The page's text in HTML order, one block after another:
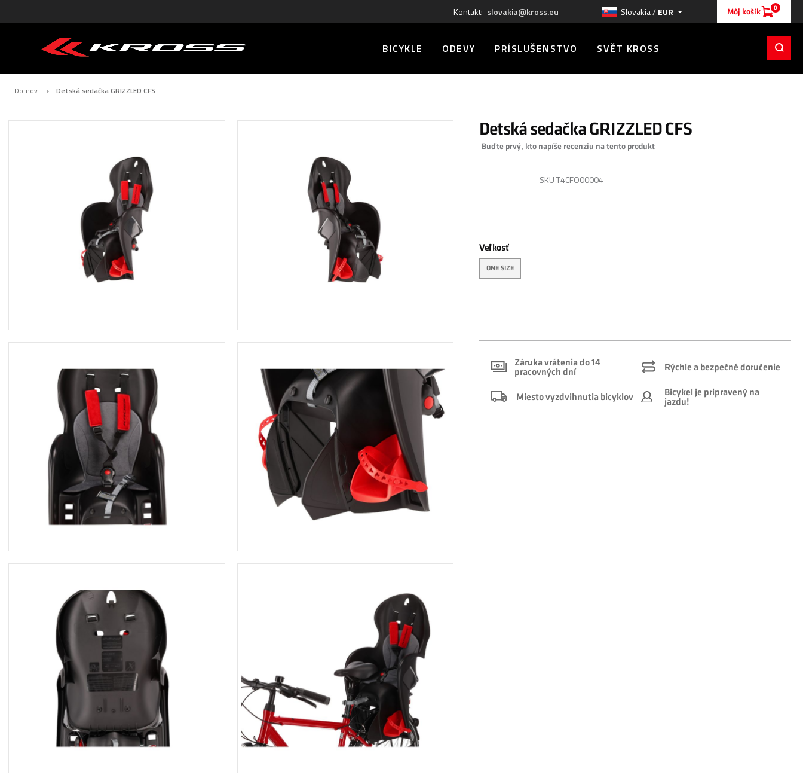
Kontakt: slovakia@kross.eu Slovakia /EUR Môj košík 0
BICYKLE ODEVY PRÍSLUŠENSTVO SVĚT KROSS
Domov Detská sedačka GRIZZLED CFS
Detská sedačka GRIZZLED CFS
Buďte prvý, kto napíše recenziu na tento produkt
SKU T4CFO00004-
Veľkosť
ONE SIZE
Záruka vrátenia do 14
pracovných dní
Rýchle a bezpečné doručenie
Miesto vyzdvihnutia bicyklov
Bicykel je pripravený na
jazdu!